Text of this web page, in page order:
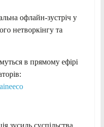
офлайн-зустріч у
нетворкінгу та
в прямому ефірі
зусиль суспільства